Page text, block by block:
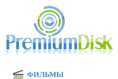
ФИЛЬМЫ